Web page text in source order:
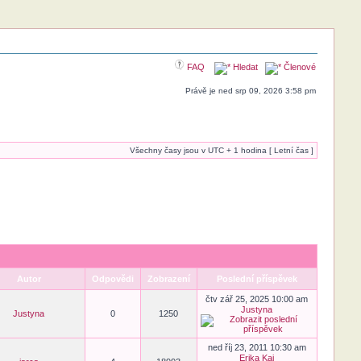
FAQ Hledat Členové
Právě je ned srp 09, 2026 3:58 pm
Všechny časy jsou v UTC + 1 hodina [ Letní čas ]
Autor Odpovědi Zobrazení Poslední příspěvek
Justyna 0 1250
čtv zář 25, 2025 10:00 am
Justyna
ned říj 23, 2011 10:30 am
Erika Kai